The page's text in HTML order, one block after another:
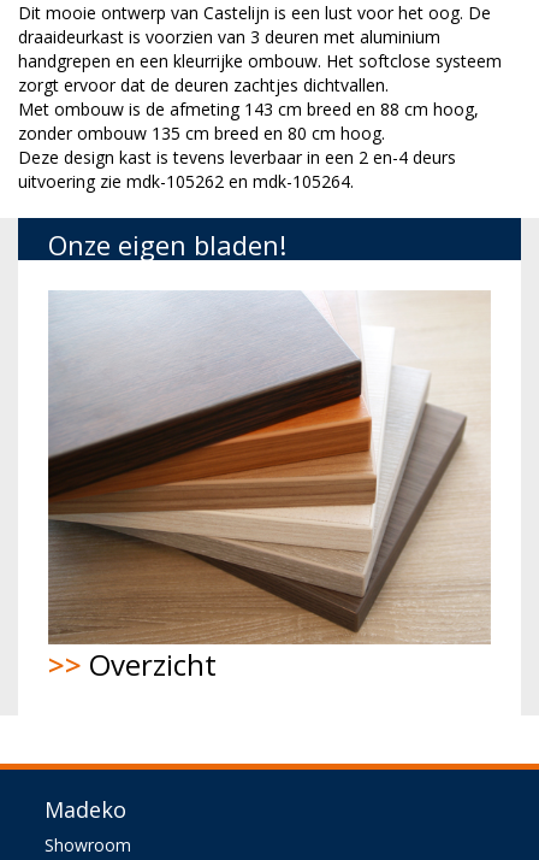
Dit mooie ontwerp van Castelijn is een lust voor het oog. De
draaideurkast is voorzien van 3 deuren met aluminium
handgrepen en een kleurrijke ombouw. Het softclose systeem
zorgt ervoor dat de deuren zachtjes dichtvallen.
Met ombouw is de afmeting 143 cm breed en 88 cm hoog,
zonder ombouw 135 cm breed en 80 cm hoog.
Deze design kast is tevens leverbaar in een 2 en-4 deurs
uitvoering zie mdk-105262 en mdk-105264.
Onze eigen bladen!
>> Overzicht
Madeko
Showroom